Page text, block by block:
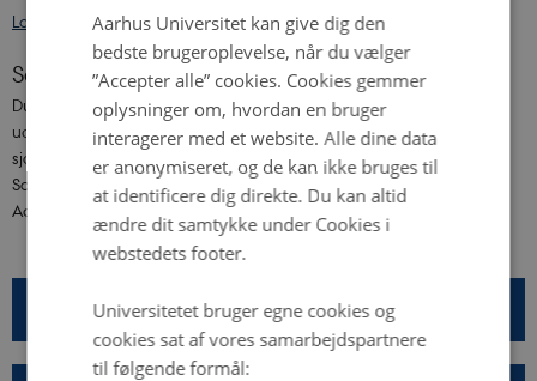
Læs mere om stjerneforevisningerne, og tilgå billetkøb
Scienceparken er åben året rundt
Du kan opleve Scienceparken og den smukke observatoriebygning
ude fra året rundt. Gå på opdagelse i parken, og find de forskellige
sjove og lærerige formidlingstiltag, der gemmer sig rundt omkring.
Scienceparken er en del af det rekreative område Kongelunden i
Aarhus.
ÅBNINGSTIDER
Aarhus Universitet kan give dig den
bedste brugeroplevelse, når du vælger
”Accepter alle” cookies. Cookies gemmer
oplysninger om, hvordan en bruger
interagerer med et website. Alle dine data
er anonymiseret, og de kan ikke bruges til
at identificere dig direkte. Du kan altid
ændre dit samtykke under Cookies i
webstedets footer.
Universitetet bruger egne cookies og
cookies sat af vores samarbejdspartnere
til følgende formål: